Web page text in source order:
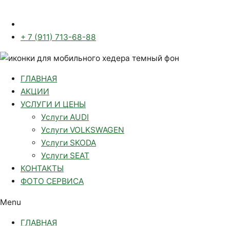
+ 7 (911) 713-68-88
ГЛАВНАЯ
АКЦИИ
УСЛУГИ И ЦЕНЫ
Услуги AUDI
Услуги VOLKSWAGEN
Услуги SKODA
Услуги SEAT
КОНТАКТЫ
ФОТО СЕРВИСА
Menu
ГЛАВНАЯ